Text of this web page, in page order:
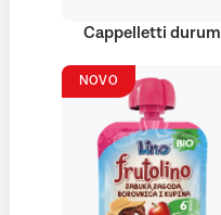
Cappelletti durum
NOVO